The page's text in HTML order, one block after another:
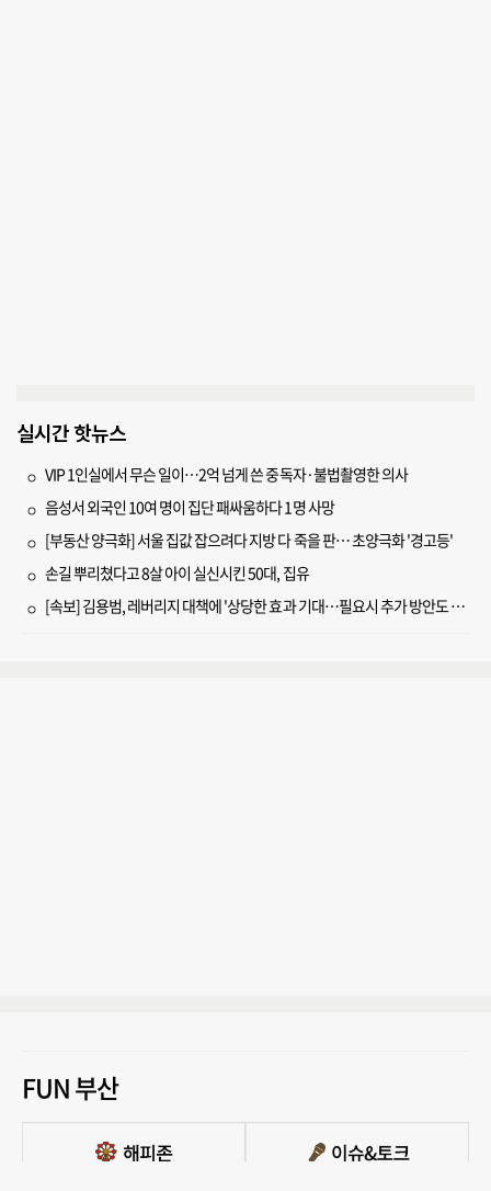
실시간 핫뉴스
VIP 1인실에서 무슨 일이…2억 넘게 쓴 중독자·불법촬영한 의사
음성서 외국인 10여 명이 집단 패싸움하다 1명 사망
[부동산 양극화] 서울 집값 잡으려다 지방 다 죽을 판… 초양극화 '경고등'
손길 뿌리쳤다고 8살 아이 실신시킨 50대, 집유
[속보] 김용범, 레버리지 대책에 '상당한 효과 기대…필요시 추가 방안도 검토'
FUN 부산